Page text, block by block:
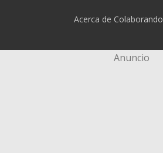
Acerca de Colaborando
Anuncio